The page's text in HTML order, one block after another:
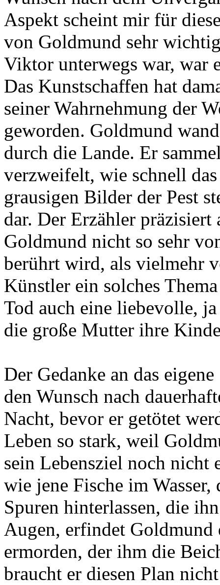
Aspekt scheint mir für
von Goldmund sehr
Viktor unterwegs war, war
Das Kunstschaffen hat
seiner Wahrnehmung der
geworden. Goldmund
durch die Lande. Er
verzweifelt, wie schnell
grausigen Bilder der Pest
dar. Der Erzähler präzisiert
Goldmund nicht so sehr
berührt wird, als vielmehr
Künstler ein solches
Tod auch eine liebevolle,
die große Mutter ihre
Der Gedanke an das
den Wunsch nach
Nacht, bevor er getötet
Leben so stark, weil
sein Lebensziel noch
wie jene Fische im
Spuren hinterlassen, die
Augen, erfindet Goldmund
ermorden, der ihm die
braucht er diesen Plan